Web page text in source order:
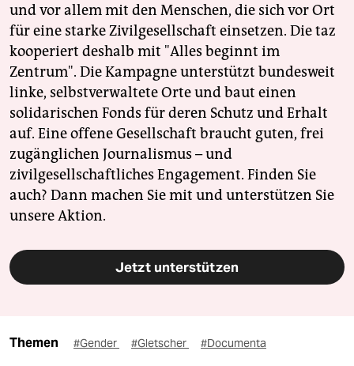
und vor allem mit den Menschen, die sich vor Ort
für eine starke Zivilgesellschaft einsetzen. Die taz
kooperiert deshalb mit "Alles beginnt im
Zentrum". Die Kampagne unterstützt bundesweit
linke, selbstverwaltete Orte und baut einen
solidarischen Fonds für deren Schutz und Erhalt
auf. Eine offene Gesellschaft braucht guten, frei
zugänglichen Journalismus – und
zivilgesellschaftliches Engagement. Finden Sie
auch? Dann machen Sie mit und unterstützen Sie
unsere Aktion.
Jetzt unterstützen
Themen #Gender #Gletscher #Documenta